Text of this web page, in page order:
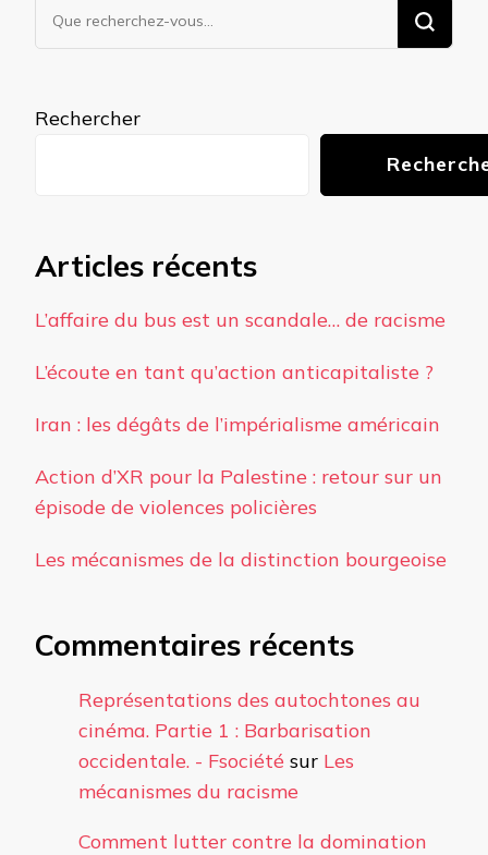
Vous
recherchiez
Rechercher
Articles récents
L’affaire du bus est un scandale… de racisme
L’écoute en tant qu’action anticapitaliste ?
Iran : les dégâts de l’impérialisme américain
Action d’XR pour la Palestine : retour sur un
épisode de violences policières
Les mécanismes de la distinction bourgeoise
Commentaires récents
Représentations des autochtones au
cinéma. Partie 1 : Barbarisation
occidentale. - Fsociété sur Les
mécanismes du racisme
Comment lutter contre la domination